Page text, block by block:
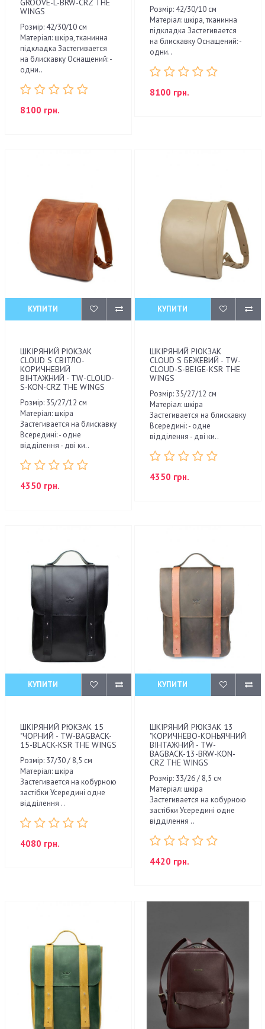
GROOVE-L-BRW-CRZ THE
WINGS
Розмір: 42/30/10 см
Матеріал: шкіра, тканинна
підкладка Застегивается
на блискавку Оснащений: -
одни..
8100 грн.
Розмір: 42/30/10 см
Матеріал: шкіра, тканинна
підкладка Застегивается
на блискавку Оснащений: -
одни..
8100 грн.
КУПИТИ
ШКІРЯНИЙ РЮКЗАК
CLOUD S СВІТЛО-
КОРИЧНЕВИЙ
ВІНТАЖНИЙ - TW-CLOUD-
S-KON-CRZ THE WINGS
Розмір: 35/27/12 см
Матеріал: шкіра
Застегивается на блискавку
Всередині: - одне
відділення - дві ки..
4350 грн.
КУПИТИ
ШКІРЯНИЙ РЮКЗАК
CLOUD S БЕЖЕВИЙ - TW-
CLOUD-S-BEIGE-KSR THE
WINGS
Розмір: 35/27/12 см
Матеріал: шкіра
Застегивается на блискавку
Всередині: - одне
відділення - дві ки..
4350 грн.
КУПИТИ
ШКІРЯНИЙ РЮКЗАК 15
"ЧОРНИЙ - TW-BAGBACK-
15-BLACK-KSR THE WINGS
Розмір: 37/30 / 8,5 см
Матеріал: шкіра
Застегивается на кобурною
застібки Усередині одне
відділення ..
4080 грн.
КУПИТИ
ШКІРЯНИЙ РЮКЗАК 13
"КОРИЧНЕВО-КОНЬЯЧНИЙ
ВІНТАЖНИЙ - TW-
BAGBACK-13-BRW-KON-
CRZ THE WINGS
Розмір: 33/26 / 8,5 см
Матеріал: шкіра
Застегивается на кобурною
застібки Усередині одне
відділення ..
4420 грн.